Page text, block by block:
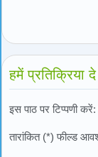
हमें प्रतिक्रिया
इस पाठ पर टिप्पणी
तारांकित (*) फील्ड